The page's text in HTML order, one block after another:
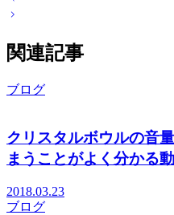
関連記事
ブログ
クリスタルボウルの音
まうことがよく分かる
2018.03.23
ブログ